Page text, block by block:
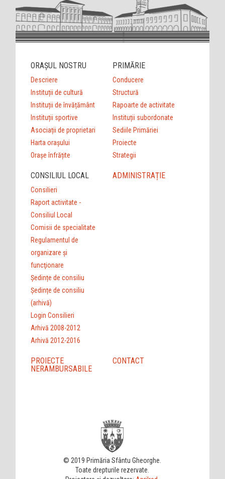
ORAȘUL NOSTRU
Descriere
Instituții de cultură
Instituții de învățământ
Instituții sportive
Asociații de proprietari
Harta orașului
Orașe înfrățite
PRIMĂRIE
Conducere
Structură
Rapoarte de activitate
Instituții subordonate
Sediile Primăriei
Proiecte
Strategii
CONSILIUL LOCAL
Consilieri
Raport activitate -
Consiliul Local
Comisii de specialitate
Regulamentul de
organizare şi
funcţionare
Ședințe de consiliu
Ședințe de consiliu
(arhivă)
Login Consilieri
Arhivă 2008-2012
Arhivă 2012-2016
ADMINISTRAȚIE
PROIECTE
NERAMBURSABILE
CONTACT
© 2019 Primăria Sfântu Gheorghe.
Toate drepturile rezervate.